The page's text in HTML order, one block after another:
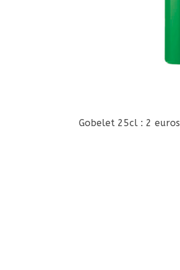
Gobelet 25cl : 2 euros